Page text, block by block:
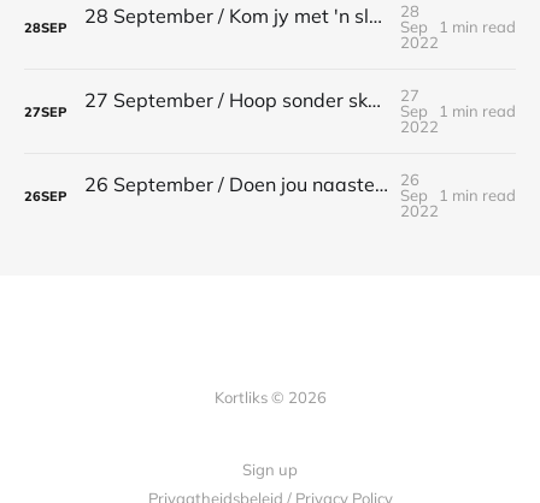
28SEP 28 September / Kom jy met 'n slaanding? / 1 Korintiërs 4:21
28
Sep
2022
1 min read
27SEP 27 September / Hoop sonder skaamte / Romeine 5:5
27
Sep
2022
1 min read
26SEP 26 September / Doen jou naaste geen kwaad / Romeine 13:10
26
Sep
2022
1 min read
Kortliks © 2026
Sign up
Privaatheidsbeleid / Privacy Policy